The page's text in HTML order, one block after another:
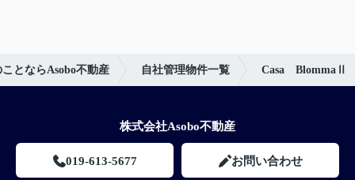
とならAsobo不動産 自社管理物件一覧 Casa BlommaⅡ
株式会社Asobo不動産
019-613-5677 お問い合わせ